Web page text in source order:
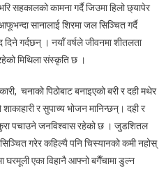
सहकालको कामना गर्दै जिउमा हिलो छ्यापेर
सानालाई शिरमा जल सिञ्चित गर्दै
दिने गर्दछन् । नयाँ वर्षले जीवनमा शीतलता
मिथिला संस्कृति छ ।
चनाको पिठोबाट बनाइएको बरी र दही मथेर
र सुपाच्य भोजन मानिन्छन्। दही र
पचाउने जनविश्वास रहेको छ । जुडशितल
गरेर कहिल्यै पनि चिस्यानको कमी नहोस्
एका विहानै आफ्नो बगैँचामा डुल्न